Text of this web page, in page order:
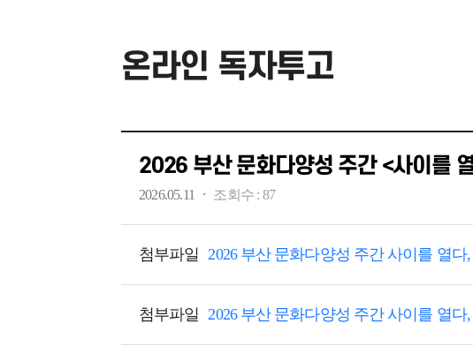
온라인 독자투고
2026 부산 문화다양성 주간 <사이를
2026.05.11 · 조회수 : 87
첨부파일 2026 부산 문화다양성 주간 사이를 열
첨부파일 2026 부산 문화다양성 주간 사이를 열